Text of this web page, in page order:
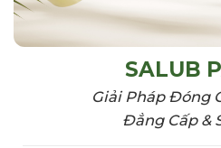
SALUB
Giải Pháp Đóng
Đẳng Cấp &